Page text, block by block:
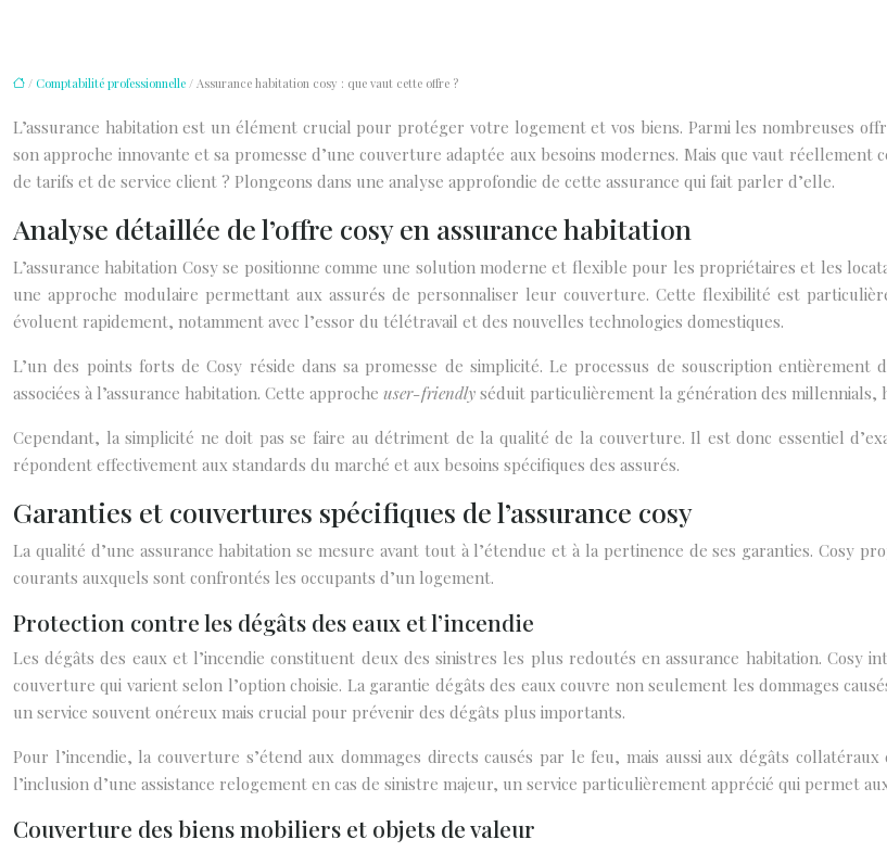
/ Comptabilité professionnelle / Assurance habitation cosy : que vaut cette offre ?
L’assurance habitation est un élément crucial pour protéger votre logement et vos biens. Parmi les nombreuses
son approche innovante et sa promesse d’une couverture adaptée aux besoins modernes. Mais que vaut
de tarifs et de service client ? Plongeons dans une analyse approfondie de cette assurance qui fait parler d’elle.
Analyse détaillée de l’offre cosy en assurance habitation
L’assurance habitation Cosy se positionne comme une solution moderne et flexible pour les propriétaires et les
une approche modulaire permettant aux assurés de personnaliser leur couverture. Cette flexibilité est
évoluent rapidement, notamment avec l’essor du télétravail et des nouvelles technologies domestiques.
L’un des points forts de Cosy réside dans sa promesse de simplicité. Le processus de souscription
associées à l’assurance habitation. Cette approche user-friendly séduit particulièrement la génération des millennials,
Cependant, la simplicité ne doit pas se faire au détriment de la qualité de la couverture. Il est donc essentiel
répondent effectivement aux standards du marché et aux besoins spécifiques des assurés.
Garanties et couvertures spécifiques de l’assurance cosy
La qualité d’une assurance habitation se mesure avant tout à l’étendue et à la pertinence de ses garanties. Cosy
courants auxquels sont confrontés les occupants d’un logement.
Protection contre les dégâts des eaux et l’incendie
Les dégâts des eaux et l’incendie constituent deux des sinistres les plus redoutés en assurance habitation. Cosy
couverture qui varient selon l’option choisie. La garantie dégâts des eaux couvre non seulement les dommages
un service souvent onéreux mais crucial pour prévenir des dégâts plus importants.
Pour l’incendie, la couverture s’étend aux dommages directs causés par le feu, mais aussi aux dégâts
l’inclusion d’une assistance relogement en cas de sinistre majeur, un service particulièrement apprécié qui permet
Couverture des biens mobiliers et objets de valeur